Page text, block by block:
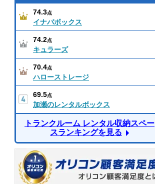
74.3点
イナバボックス
74.2点
キュラーズ
70.4点
ハローストレージ
69.5点
加瀬のレンタルボックス
トランクルーム レンタル収納スペー
スランキングを見る